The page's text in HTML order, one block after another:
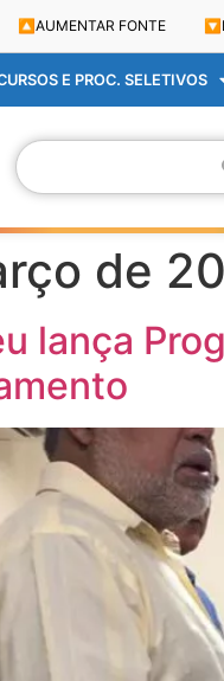
🔼 AUMENTAR FONTE 🔽
E PROC. SELETIVOS
de
lança